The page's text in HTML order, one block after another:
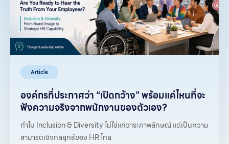
Article
องค์กรที่ประกาศว่า “เปิดกว้าง” พร้อมแค่ไหนที่จะ
ฟังความจริงจากพนักงานของตัวเอง?
ทำไม Inclusion & Diversity ไม่ใช่แค่วาระภาพลักษณ์ แต่เป็นความ
สามารถเชิงกลยุทธ์ของ HR ไทย